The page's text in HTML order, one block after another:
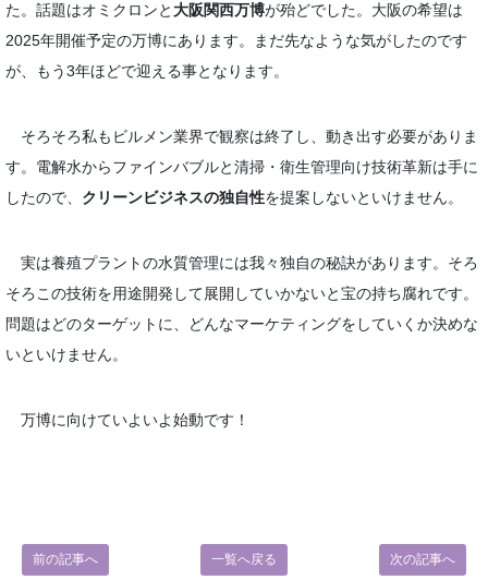
た。話題はオミクロンと 大阪関西万博が殆どでした。大阪の希望は
2025年開催予定の万博にあります。まだ先なような気がしたのです
が、もう3年ほどで迎える事となります。
そろそろ私もビルメン業界で観察は終了し、動き出す必要がありま
す。電解水からファインバブルと清掃・衛生管理向け技術革新は手に
したので、 クリーンビジネスの独自性を提案しないといけません。
実は養殖プラントの水質管理には我々独自の秘訣があります。そろ
そろこの技術を用途開発して展開していかないと宝の持ち腐れです。
問題はどのターゲットに、どんなマーケティングをしていくか決めな
いといけません。
万博に向けていよいよ始動です！
前の記事へ 一覧へ戻る 次の記事へ